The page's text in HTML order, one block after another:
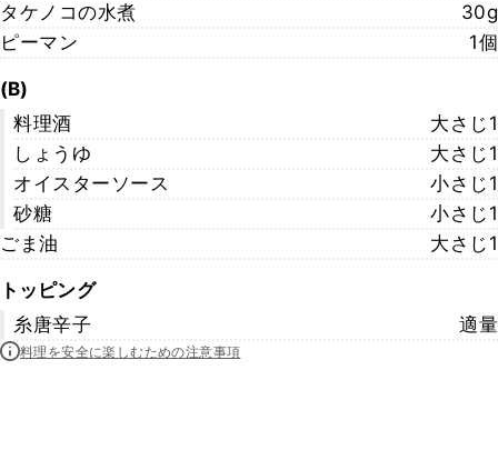
タケノコの水煮
30g
ピーマン
1個
(B)
料理酒
大さじ1
しょうゆ
大さじ1
オイスターソース
小さじ1
砂糖
小さじ1
ごま油
大さじ1
トッピング
糸唐辛子
適量
料理を安全に楽しむための注意事項